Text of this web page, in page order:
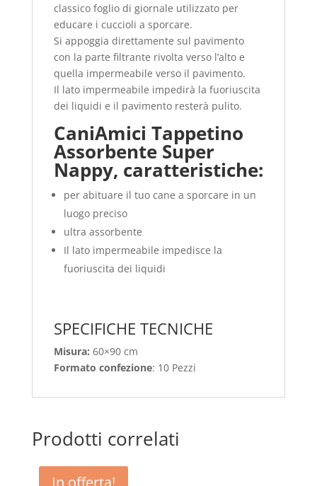
classico foglio di giornale utilizzato per
educare i cuccioli a sporcare.
Si appoggia direttamente sul pavimento
con la parte filtrante rivolta verso l’alto e
quella impermeabile verso il pavimento.
Il lato impermeabile impedirà la fuoriuscita
dei liquidi e il pavimento resterà pulito.
CaniAmici Tappetino
Assorbente Super
Nappy, caratteristiche:
per abituare il tuo cane a sporcare in un
luogo preciso
ultra assorbente
Il lato impermeabile impedisce la
fuoriuscita dei liquidi
SPECIFICHE TECNICHE
Misura: 60×90 cm
Formato confezione: 10 Pezzi
Prodotti correlati
In offerta!